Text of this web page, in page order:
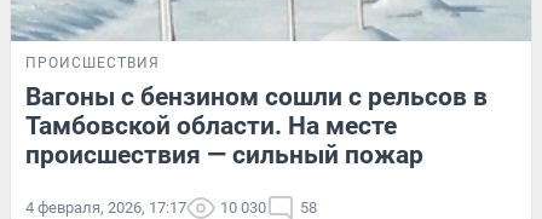
ПРОИСШЕСТВИЯ
Вагоны с бензином сошли с рельсов в
Тамбовской области. На месте
происшествия — сильный пожар
4 февраля, 2026, 17:17 10 030 58